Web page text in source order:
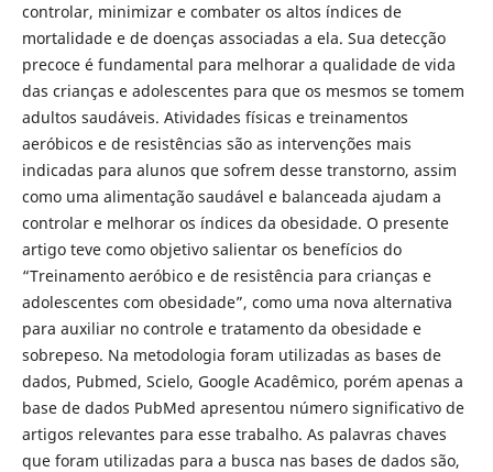
controlar, minimizar e combater os altos índices de
mortalidade e de doenças associadas a ela. Sua detecção
precoce é fundamental para melhorar a qualidade de vida
das crianças e adolescentes para que os mesmos se tomem
adultos saudáveis. Atividades físicas e treinamentos
aeróbicos e de resistências são as intervenções mais
indicadas para alunos que sofrem desse transtorno, assim
como uma alimentação saudável e balanceada ajudam a
controlar e melhorar os índices da obesidade. O presente
artigo teve como objetivo salientar os benefícios do
“Treinamento aeróbico e de resistência para crianças e
adolescentes com obesidade”, como uma nova alternativa
para auxiliar no controle e tratamento da obesidade e
sobrepeso. Na metodologia foram utilizadas as bases de
dados, Pubmed, Scielo, Google Acadêmico, porém apenas a
base de dados PubMed apresentou número significativo de
artigos relevantes para esse trabalho. As palavras chaves
que foram utilizadas para a busca nas bases de dados são,